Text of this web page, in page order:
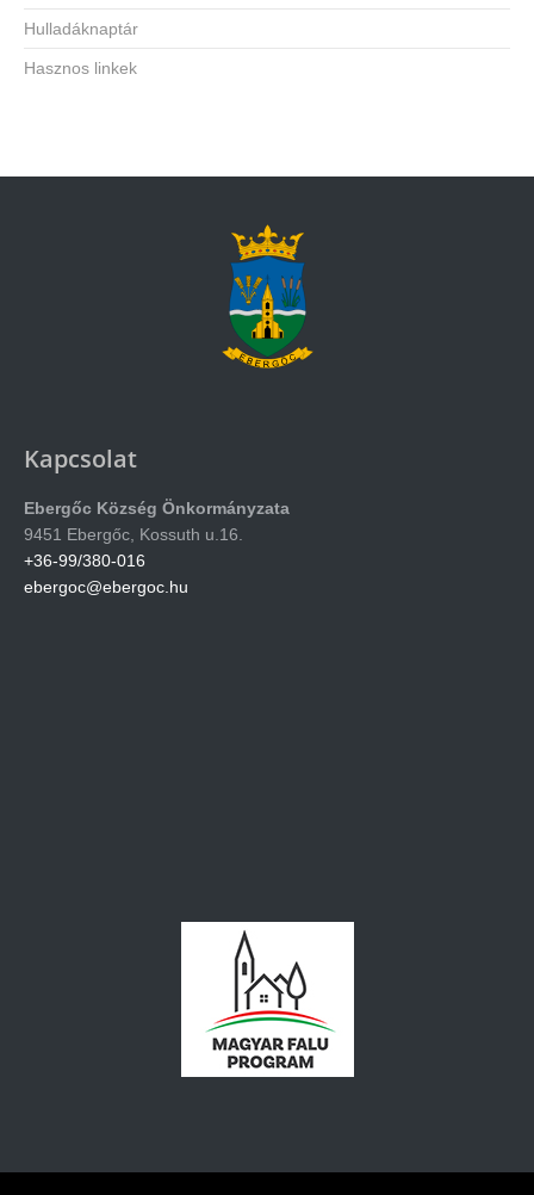
Hulladáknaptár
Hasznos linkek
Kapcsolat
Ebergőc Község Önkormányzata
9451 Ebergőc, Kossuth u.16.
+36-99/380-016
ebergoc@ebergoc.hu